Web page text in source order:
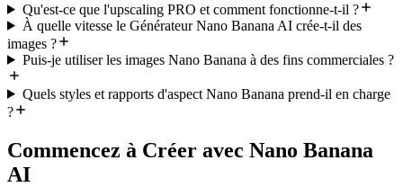
Qu'est-ce que l'upscaling PRO et comment fonctionne-t-il ?
À quelle vitesse le Générateur Nano Banana AI crée-t-il des
images ?
Puis-je utiliser les images Nano Banana à des fins commerciales ?
Quels styles et rapports d'aspect Nano Banana prend-il en charge
?
Commencez à Créer avec Nano Banana
AI